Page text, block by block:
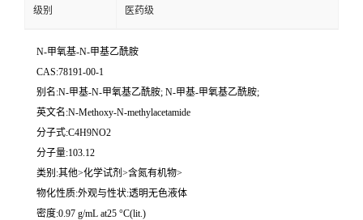
级别 医药级
N-甲氧基-N-甲基乙酰胺
CAS:78191-00-1
别名:N-甲基-N-甲氧基乙酰胺; N-甲基-甲氧基乙酰胺;
英文名:N-Methoxy-N-methylacetamide
分子式:C4H9NO2
分子量:103.12
类别:其他>化学试剂>含氮有机物>
物化性质:外观与性状:透明无色液体
密度:0.97 g/mL at25 °C(lit.)